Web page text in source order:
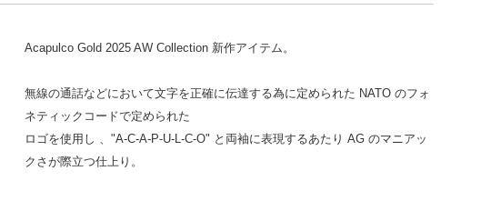
Acapulco Gold 2025 AW Collection 新作アイテム。
無線の通話などにおいて文字を正確に伝達する為に定められた NATO のフォ
ネティックコードで定められた
ロゴを使用し 、"A-C-A-P-U-L-C-O" と両袖に表現するあたり AG のマニアッ
クさが際立つ仕上り。